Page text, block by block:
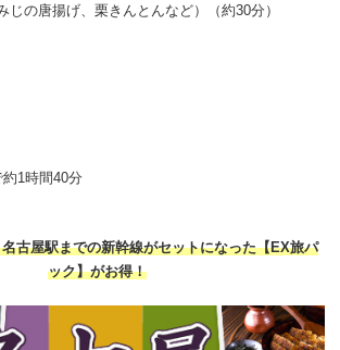
じの唐揚げ、栗きんとんなど）（約30分）
1時間40分
古屋駅までの新幹線がセットになった【EX旅パ
ック】がお得！